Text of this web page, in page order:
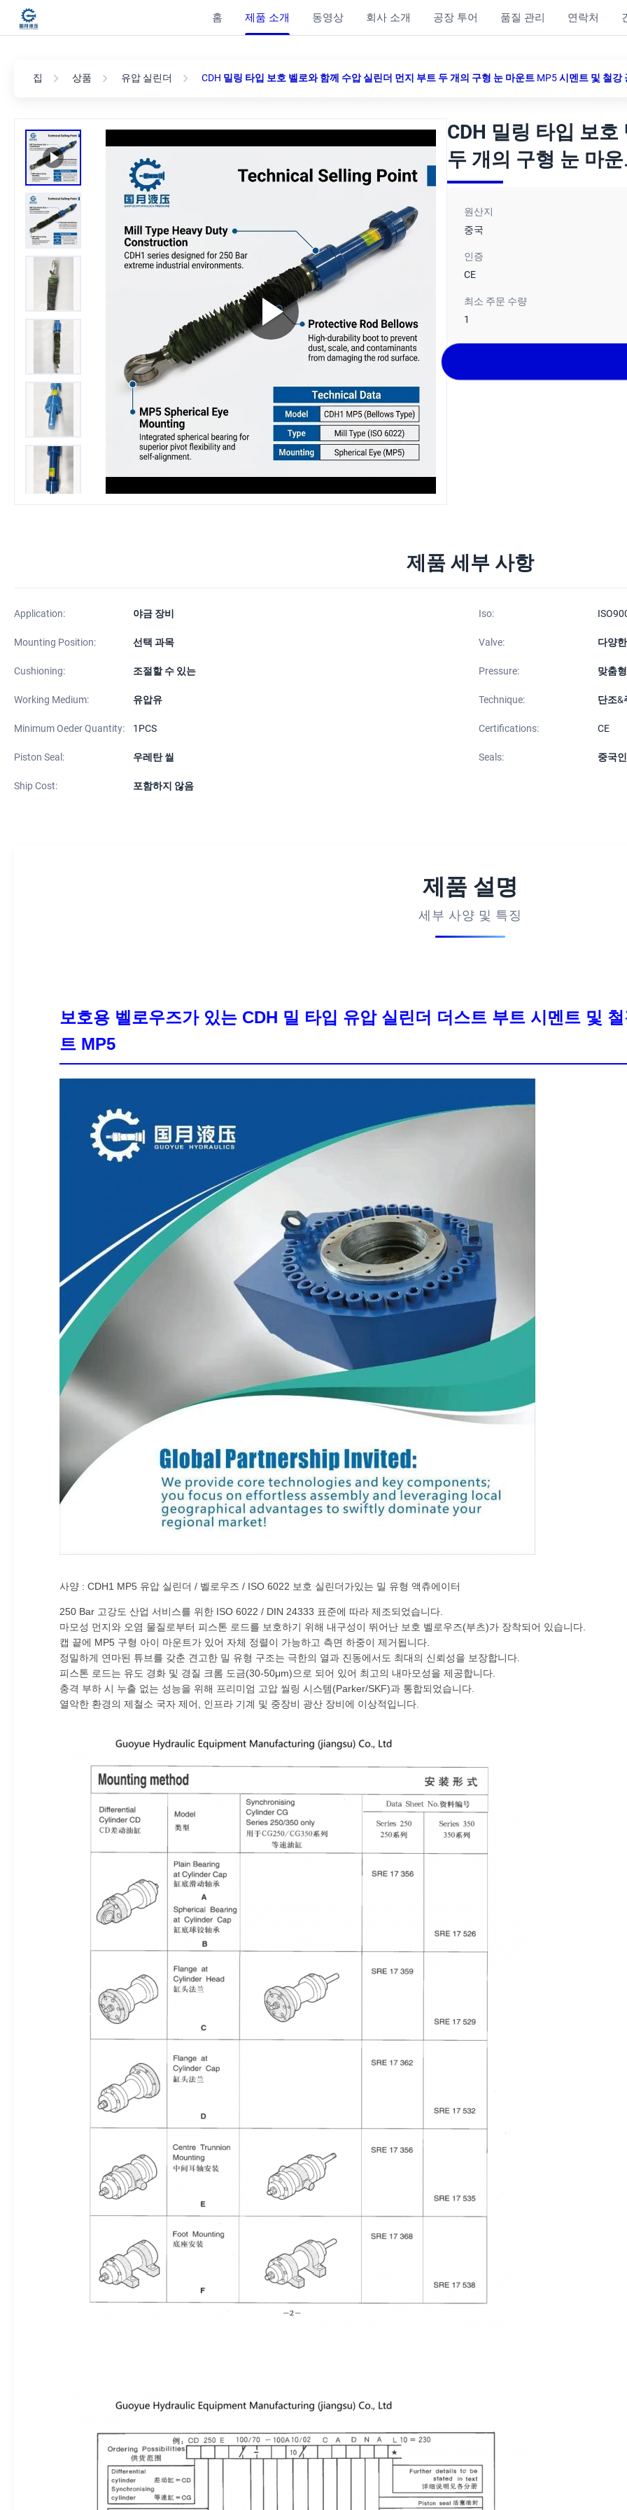
홈 제품 소개 동영상 회사 소개 공장 투어 품질 관리 연락처
집 상품 유압 실린더 CDH 밀링 타입 보호 벨로와 함께 수압 실린더 먼지 부트 두 개의 구형 눈 마운트 MP5 시멘트 및 철강
CDH 밀링 타입 보
두 개의 구형 눈 마
원산지
중국
인증
CE
최소 주문 수량
1
제품 세부 사항
Application: 야금 장비 Iso:
Mounting Position: 선택 과목 Valve: 다양
Cushioning: 조절할 수 있는 Pressure: 맞춤형
Working Medium: 유압유 Technique: 단조&
Minimum Oeder Quantity: 1PCS Certifications: CE
Piston Seal: 우레탄 씰 Seals: 중국인
Ship Cost: 포함하지 않음
제품 설명
세부 사양 및 특징
보호용 벨로우즈가 있는 CDH 밀 타입 유압 실린더 더스트 부트 시멘트 및
트 MP5
사양 : CDH1 MP5 유압 실린더 / 벨로우즈 / ISO 6022 보호 실린더가있는 밀 유형 액츄에이터
250 Bar 고강도 산업 서비스를 위한 ISO 6022 / DIN 24333 표준에 따라 제조되었습니다.
마모성 먼지와 오염 물질로부터 피스톤 로드를 보호하기 위해 내구성이 뛰어난 보호 벨로우즈(부츠)가 장착되어 있습니다.
캡 끝에 MP5 구형 아이 마운트가 있어 자체 정렬이 가능하고 측면 하중이 제거됩니다.
정밀하게 연마된 튜브를 갖춘 견고한 밀 유형 구조는 극한의 열과 진동에서도 최대의 신뢰성을 보장합니다.
피스톤 로드는 유도 경화 및 경질 크롬 도금(30-50μm)으로 되어 있어 최고의 내마모성을 제공합니다.
충격 부하 시 누출 없는 성능을 위해 프리미엄 고압 씰링 시스템(Parker/SKF)과 통합되었습니다.
열악한 환경의 제철소 국자 제어, 인프라 기계 및 중장비 광산 장비에 이상적입니다.